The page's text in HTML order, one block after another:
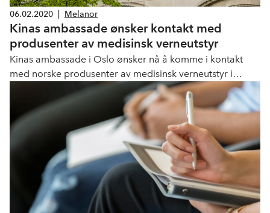
06.02.2020 Melanor
Kinas ambassade ønsker kontakt med
produsenter av medisinsk verneutstyr
Kinas ambassade i Oslo ønsker nå å komme i kontakt
med norske produsenter av medisinsk verneutstyr i
forbindelse med utbruddet av og spredningen av
koronaviruset i Kina. Det er akutt behov for en rekke
produkter.